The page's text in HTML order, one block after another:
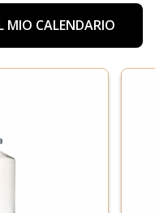
CALENDARIO